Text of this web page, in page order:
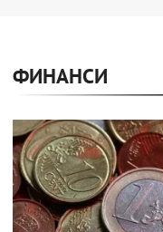
ФИНАНСИ